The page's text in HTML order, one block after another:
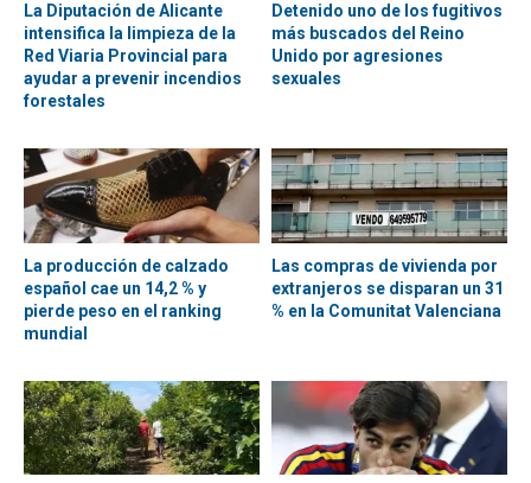
La Diputación de Alicante
intensifica la limpieza de la
Red Viaria Provincial para
ayudar a prevenir incendios
forestales
Detenido uno de los fugitivos
más buscados del Reino
Unido por agresiones
sexuales
La producción de calzado
español cae un 14,2 % y
pierde peso en el ranking
mundial
Las compras de vivienda por
extranjeros se disparan un 31
% en la Comunitat Valenciana